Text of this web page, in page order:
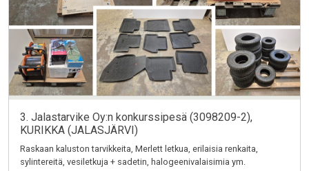
3. Jalastarvike Oy:n konkurssipesä (3098209-2),
KURIKKA (JALASJÄRVI)
Raskaan kaluston tarvikkeita, Merlett letkua, erilaisia renkaita,
sylintereitä, vesiletkuja + sadetin, halogeenivalaisimia ym.